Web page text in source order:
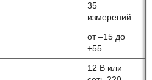
35
измерений
от –15 до
+55
12 В или